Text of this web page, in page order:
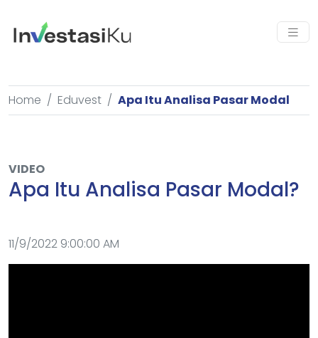
Home Eduvest Apa Itu Analisa Pasar Modal
VIDEO
Apa Itu Analisa Pasar Modal?
11/9/2022 9:00:00 AM